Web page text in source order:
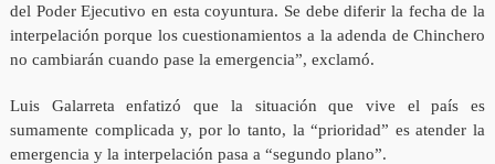
del Poder Ejecutivo en esta coyuntura. Se debe diferir la fecha de la
interpelación porque los cuestionamientos a la adenda de Chinchero
no cambiarán cuando pase la emergencia”, exclamó.
Luis Galarreta enfatizó que la situación que vive el país es
sumamente complicada y, por lo tanto, la “prioridad” es atender la
emergencia y la interpelación pasa a “segundo plano”.